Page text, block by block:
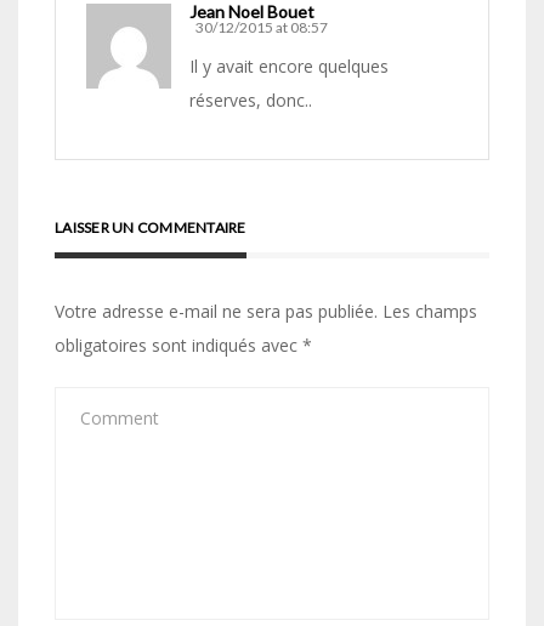
Jean Noel Bouet
30/12/2015 at 08:57
Il y avait encore quelques
réserves, donc..
LAISSER UN COMMENTAIRE
Votre adresse e-mail ne sera pas publiée. Les champs
obligatoires sont indiqués avec *